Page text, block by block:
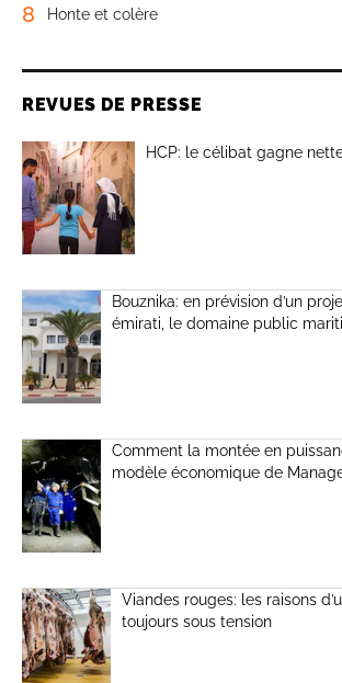
8 Honte et colère
REVUES DE PRESSE
HCP: le célibat gagne
Bouznika: en prévision d’un
émirati, le domaine public
Comment la montée en
modèle économique de
Viandes rouges: les raisons
toujours sous tension